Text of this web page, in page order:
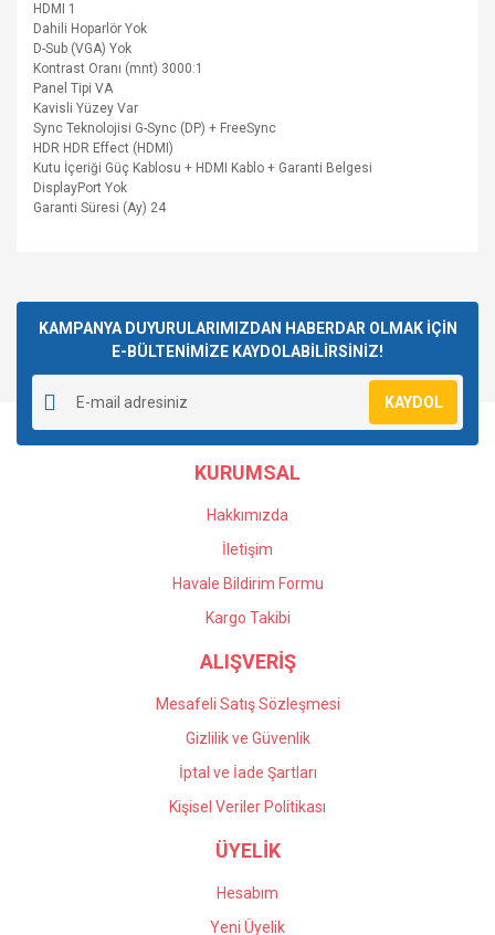
HDMI
1
Dahili Hoparlör Yok
D-Sub (VGA) Yok
Kontrast Oranı (mnt) 3000:1
Panel Tipi VA
Kavisli Yüzey Var
Sync Teknolojisi G-Sync (DP) + FreeSync
HDR HDR Effect (HDMI)
Kutu İçeriği Güç Kablosu + HDMI Kablo + Garanti Belgesi
DisplayPort Yok
Garanti Süresi (Ay) 24
KAMPANYA DUYURULARIMIZDAN HABERDAR OLMAK İÇİN
E-BÜLTENİMİZE KAYDOLABİLİRSİNİZ!
KAYDOL
KURUMSAL
Hakkımızda
İletişim
Havale Bildirim Formu
Kargo Takibi
ALIŞVERİŞ
Mesafeli Satış Sözleşmesi
Gizlilik ve Güvenlik
İptal ve İade Şartları
Kişisel Veriler Politikası
ÜYELİK
Hesabım
Yeni Üyelik